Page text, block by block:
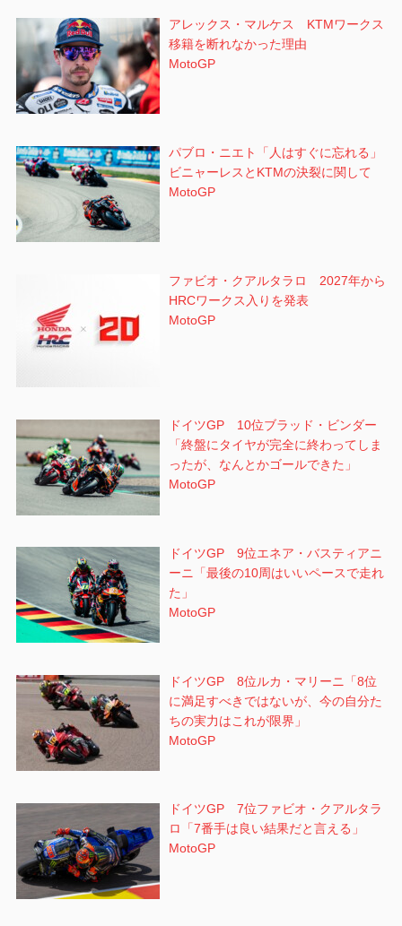
アレックス・マルケス KTMワークス
移籍を断れなかった理由
MotoGP
パブロ・ニエト「人はすぐに忘れる」
ビニャーレスとKTMの決裂に関して
MotoGP
ファビオ・クアルタラロ 2027年から
HRCワークス入りを発表
MotoGP
ドイツGP 10位ブラッド・ビンダー
「終盤にタイヤが完全に終わってしま
ったが、なんとかゴールできた」
MotoGP
ドイツGP 9位エネア・バスティアニ
ーニ「最後の10周はいいペースで走れ
た」
MotoGP
ドイツGP 8位ルカ・マリーニ「8位
に満足すべきではないが、今の自分た
ちの実力はこれが限界」
MotoGP
ドイツGP 7位ファビオ・クアルタラ
ロ「7番手は良い結果だと言える」
MotoGP